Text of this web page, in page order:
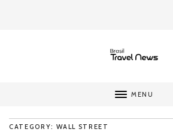
MENU
CATEGORY: WALL STREET